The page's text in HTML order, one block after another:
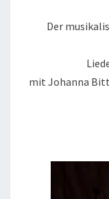
Der
mit Johanna